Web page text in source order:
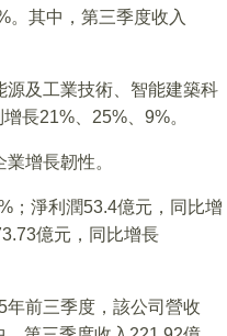
。其中，第三季度收入
及工業技術、智能建築科
長21%、25%、9%。
增長韌性。
；淨利潤53.4億元，同比增
億元，同比增長
年前三季度，該公司營收